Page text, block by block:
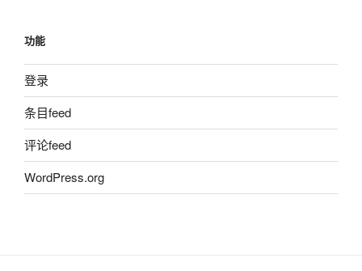
功能
登录
条目feed
评论feed
WordPress.org